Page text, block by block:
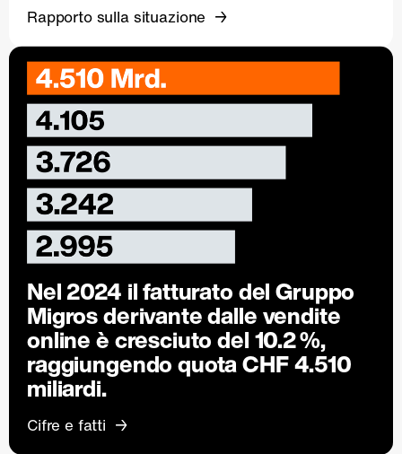
Rapporto sulla situazione
Nel 2024 il fatturato del Gruppo
Migros derivante dalle vendite
online è cresciuto del10.2 %,
raggiungendo quota CHF 4.510
miliardi.
Cifre e fatti